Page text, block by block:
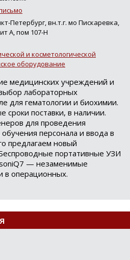
Петербург, вн.т.г. мо Пискаревка,
А, пом 107-Н
и косметологической
оборудование
медицинских учреждений и
лабораторных
для гематологии и биохимии.
поставки, в наличии.
для проведения
персонала и ввода в
предлагаем новый
портативные УЗИ
— незаменимые
в операционных.